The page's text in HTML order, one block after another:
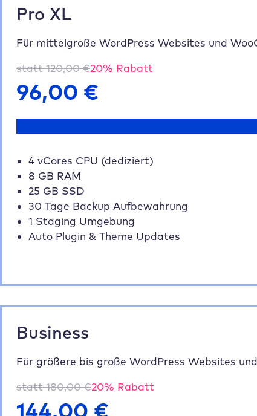
Pro XL
Für mittelgroße WordPress Websites und
statt120,00€20% Rabatt
96,00 €
4 vCores CPU (dediziert)
8 GB RAM
25 GB SSD
30 Tage Backup Aufbewahrung
1 Staging Umgebung
Auto Plugin & Theme Updates
Business
Für größere bis große WordPress Websites
statt180,00€20% Rabatt
144,00 €